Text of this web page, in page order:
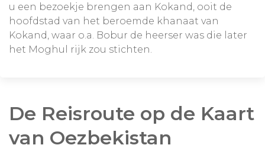
u een bezoekje brengen aan Kokand, ooit de
hoofdstad van het beroemde khanaat van
Kokand, waar o.a. Bobur de heerser was die later
het Moghul rijk zou stichten.
De Reisroute op de Kaart
van Oezbekistan